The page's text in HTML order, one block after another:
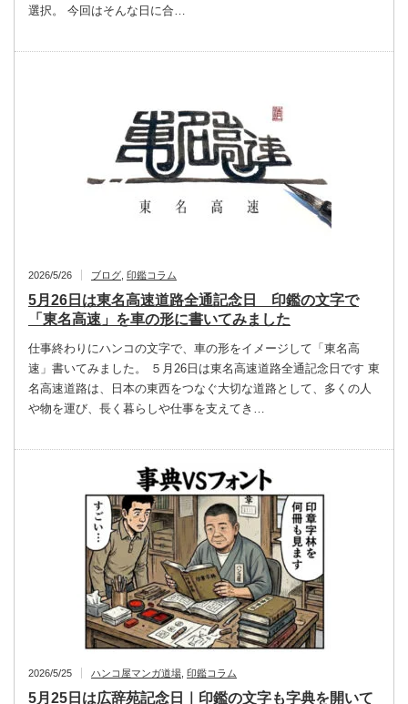
選択。 今回はそんな日に合…
2026/5/26 ブログ 印鑑コラム
5月26日は東名高速道路全通記念日 印鑑の文字で
「東名高速」を車の形に書いてみました
仕事終わりにハンコの文字で、車の形をイメージして「東名高
速」書いてみました。 ５月26日は東名高速道路全通記念日です 東
名高速道路は、日本の東西をつなぐ大切な道路として、多くの人
や物を運び、長く暮らしや仕事を支えてき…
2026/5/25 ハンコ屋マンガ道場 印鑑コラム
5月25日は広辞苑記念日｜印鑑の文字も字典を開いて